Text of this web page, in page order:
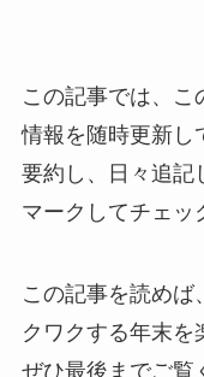
この記事では、こ
情報を随時更新し
要約し、日々追記
マークしてチェッ
この記事を読めば
クワクする年末を
ぜひ最後までご覧